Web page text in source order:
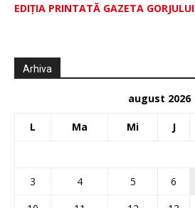
EDIŢIA PRINTATĂ GAZETA GORJULUI
Arhiva
august 2026
L Ma Mi J
3
4 5 6